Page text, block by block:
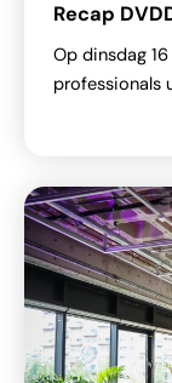
Recap
Op dinsdag
professionals